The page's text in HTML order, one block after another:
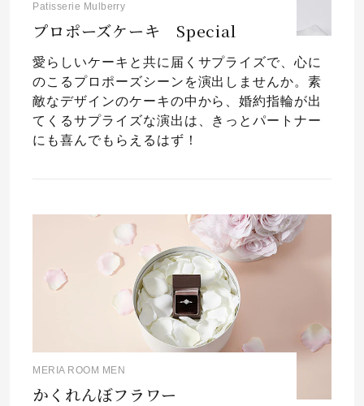
Patisserie Mulberry
プロポーズケーキ Special
愛らしいケーキと共に届くサプライズで、心に
のこるプロポーズシーンを演出しませんか。素
敵なデザインのケーキの中から、婚約指輪が出
てくるサプライズな演出は、きっとパートナー
にも喜んでもらえるはず！
MERIA ROOM MEN
かくれんぼフラワー